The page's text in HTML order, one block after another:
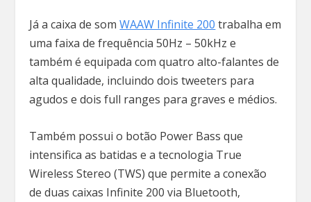
Já a caixa de somWAAW Infinite 200 trabalha em
uma faixa de frequência 50Hz – 50kHz e
também é equipada com quatro alto-falantes de
alta qualidade, incluindo dois tweeters para
agudos e dois full ranges para graves e médios.
Também possui o botão Power Bass que
intensifica as batidas e a tecnologia True
Wireless Stereo (TWS) que permite a conexão
de duas caixas Infinite 200 via Bluetooth,